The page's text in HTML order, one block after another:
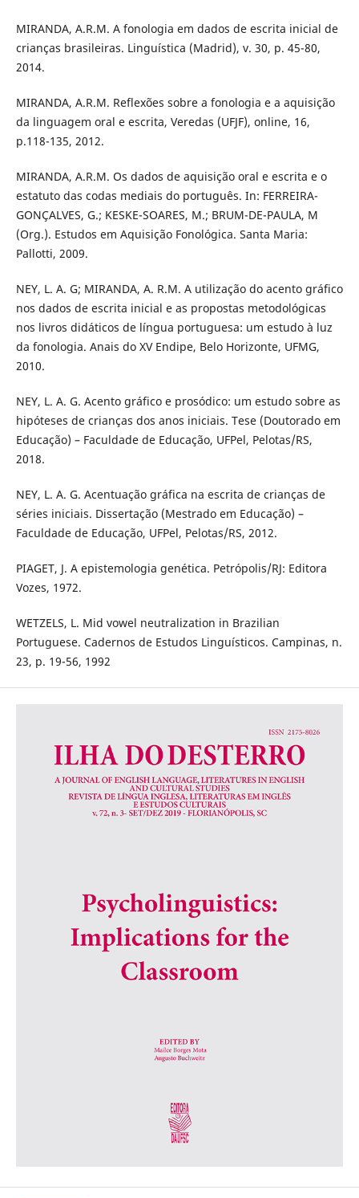
MIRANDA, A.R.M. A fonologia em dados de escrita inicial de
crianças brasileiras. Linguística (Madrid), v. 30, p. 45-80,
2014.
MIRANDA, A.R.M. Reflexões sobre a fonologia e a aquisição
da linguagem oral e escrita, Veredas (UFJF), online, 16,
p.118-135, 2012.
MIRANDA, A.R.M. Os dados de aquisição oral e escrita e o
estatuto das codas mediais do português. In: FERREIRA-
GONÇALVES, G.; KESKE-SOARES, M.; BRUM-DE-PAULA, M
(Org.). Estudos em Aquisição Fonológica. Santa Maria:
Pallotti, 2009.
NEY, L. A. G; MIRANDA, A. R.M. A utilização do acento gráfico
nos dados de escrita inicial e as propostas metodológicas
nos livros didáticos de língua portuguesa: um estudo à luz
da fonologia. Anais do XV Endipe, Belo Horizonte, UFMG,
2010.
NEY, L. A. G. Acento gráfico e prosódico: um estudo sobre as
hipóteses de crianças dos anos iniciais. Tese (Doutorado em
Educação) – Faculdade de Educação, UFPel, Pelotas/RS,
2018.
NEY, L. A. G. Acentuação gráfica na escrita de crianças de
séries iniciais. Dissertação (Mestrado em Educação) –
Faculdade de Educação, UFPel, Pelotas/RS, 2012.
PIAGET, J. A epistemologia genética. Petrópolis/RJ: Editora
Vozes, 1972.
WETZELS, L. Mid vowel neutralization in Brazilian
Portuguese. Cadernos de Estudos Linguísticos. Campinas, n.
23, p. 19-56, 1992